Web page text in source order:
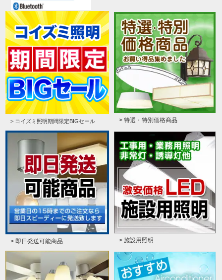
> コイズミ照明期間限定BIGセール > 特選・特別価格商品
> 即日発送可能商品 > 施設用照明